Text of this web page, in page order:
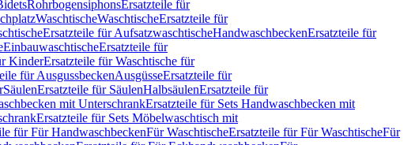
RohrbogensiphonsErsatzteile für
WaschtischeWaschtischeErsatzteile für
Ersatzteile für AufsatzwaschtischeHandwaschbeckenErsatzteile für
EinbauwaschtischeErsatzteile für
KinderErsatzteile für Waschtische für
für AusgussbeckenAusgüsseErsatzteile für
SäulenErsatzteile für SäulenHalbsäulenErsatzteile für
mit UnterschrankErsatzteile für Sets Handwaschbecken mit
Ersatzteile für Sets Möbelwaschtisch mit
für Für HandwaschbeckenFür WaschtischeErsatzteile für Für WaschtischeFür